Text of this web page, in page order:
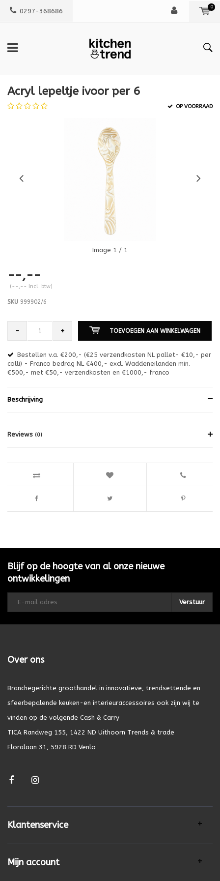
0297-368686
0
Acryl lepeltje ivoor per 6
OP VOORRAAD
Image 1 / 1
--,--
(--,-- Incl. btw)
SKU 999902/6
- + TOEVOEGEN AAN WINKELWAGEN
Bestellen v.a. €200,- (€25 verzendkosten NL pallet- €10,- per
colli) - Franco bedrag NL €400,- excl. Waddeneilanden min.
€500,- met €50,- verzendkosten en €1000,- franco
Beschrijving
Reviews (0)
Blijf op de hoogte van al onze nieuwe
ontwikkelingen
Verstuur
Over ons
Branchegerichte groothandel in innovatieve, trendsettende en
sfeerbepalende keuken-en interieuraccessoires ook zijn wij te
vinden op de volgende Cash & Carry
TICA Randweg 155, 1422 ND Uithoorn Trends & trade
Floralaan 31, 5928 RD Venlo
Klantenservice
Mijn account